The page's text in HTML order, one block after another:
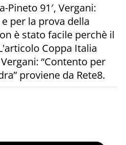
Pineto 91′, Vergani:
per la prova della
è stato facile perchè il
Coppa Italia
“Contento per
proviene da Rete8.